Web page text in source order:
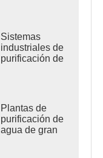
Sistemas
industriales de
purificación de
Plantas de
purificación de
agua de gran